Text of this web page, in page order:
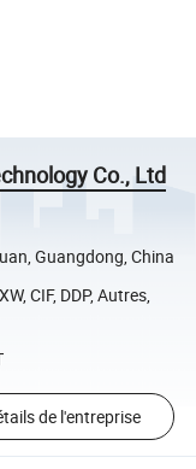
Co., Ltd
Guangdong, China
CIF, DDP, Autres,
de l'entreprise